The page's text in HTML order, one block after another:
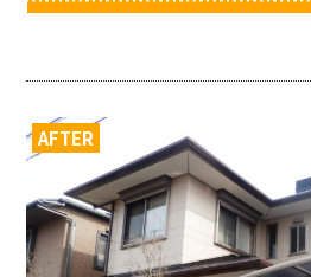
AFTER